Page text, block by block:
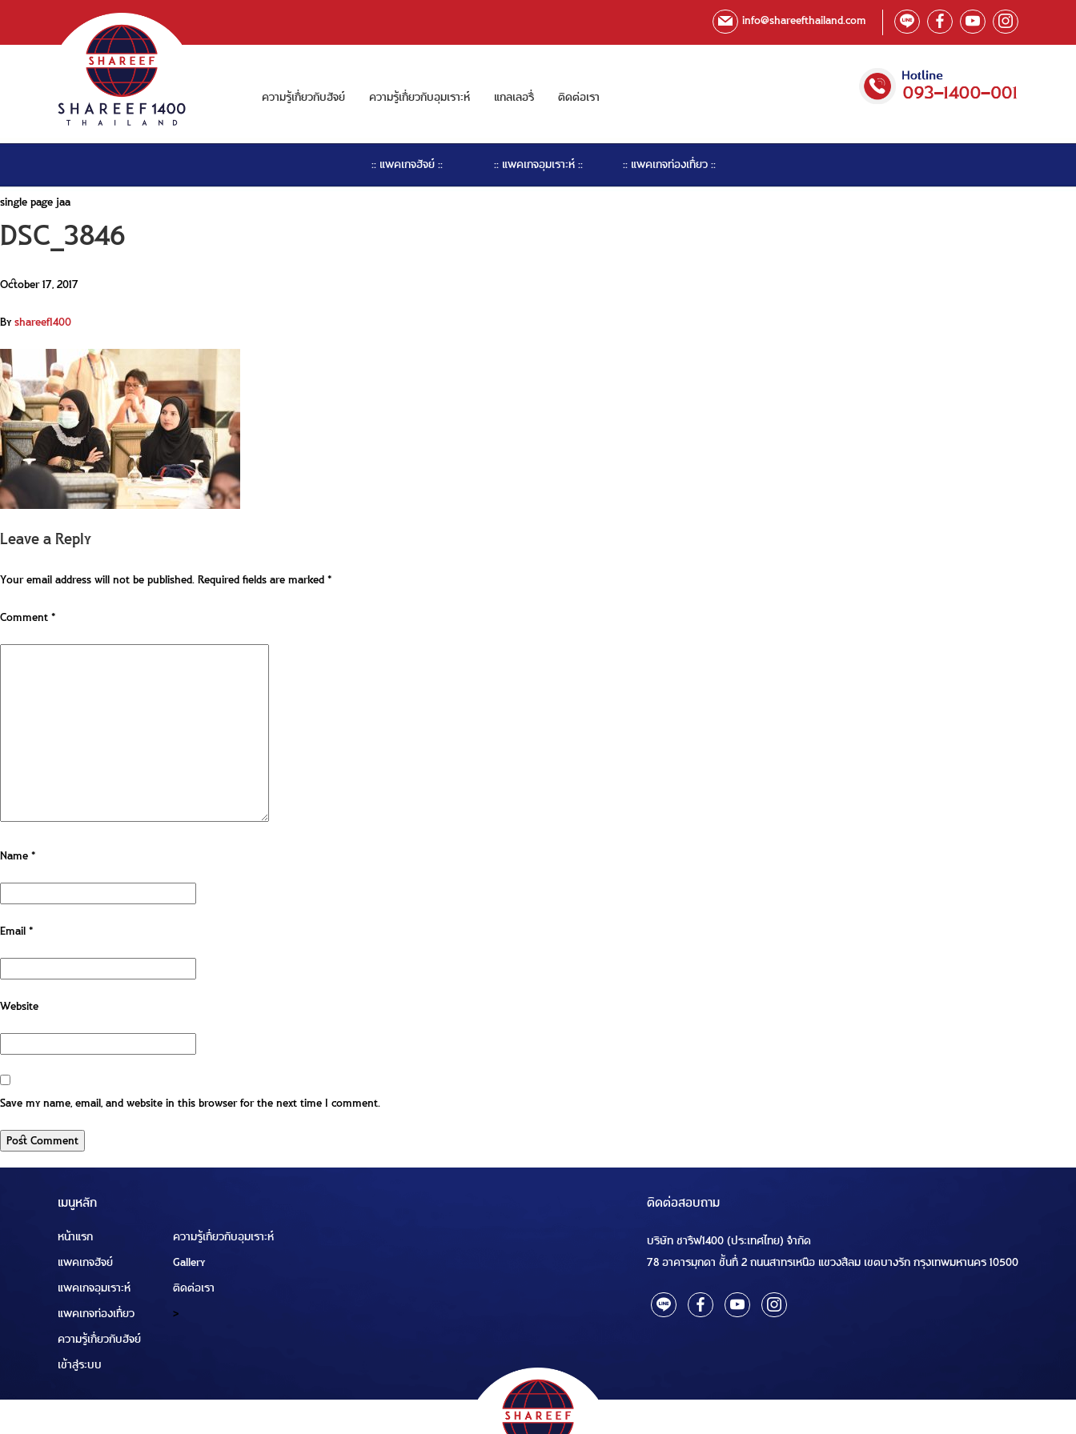
info@shareefthailand.com
ความรู้เกี่ยวกับฮัจย์ ความรู้เกี่ยวกับอุมเราะห์ แกลเลอรี่ ติดต่อเรา
:: แพคเกจฮัจย์ :: :: แพคเกจอุมเราะห์ :: :: แพคเกจท่องเที่ยว ::
single page jaa
DSC_3846
October 17, 2017
Byshareef1400
Leave a Reply
Your email address will not be published.Required fields are marked*
Comment*
Name*
Email*
Website
Save my name, email, and website in this browser for the next time I comment.
เมนูหลัก
หน้าแรก
แพคเกจฮัจย์
แพคเกจอุมเราะห์
แพคเกจท่องเที่ยว
ความรู้เกี่ยวกับฮัจย์
เข้าสู่ระบบ
ความรู้เกี่ยวกับอุมเราะห์
Gallery
ติดต่อเรา
>
ติดต่อสอบถาม
บริษัท ชารีฟ1400 (ประเทศไทย) จำกัด
78 อาคารมุกดา ชั้นที่ 2 ถนนสาทรเหนือ แขวงสีลม เขตบางรัก กรุงเทพมหานคร 10500